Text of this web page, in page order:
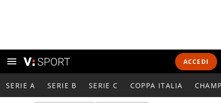
ACCEDI
SERIE A SERIE B SERIE C COPPA ITALIA